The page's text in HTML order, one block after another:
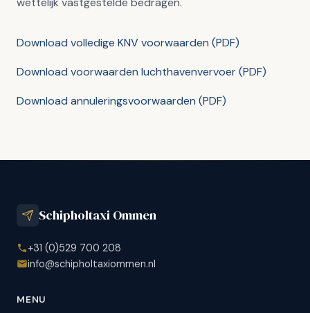
Download volledige KNV voorwaarden (PDF)
Download voorwaarden luchthavenvervoer (PDF)
Download annuleringsvoorwaarden (PDF)
Schipholtaxi Ommen
+31 (0)529 700 208
info@schipholtaxiommen.nl
MENU